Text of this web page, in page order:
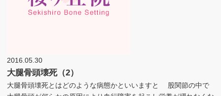
2016.05.30
大腿骨頭壊死（2）
大腿骨頭壊死とはどのような病態かといいますと 股関節の中で